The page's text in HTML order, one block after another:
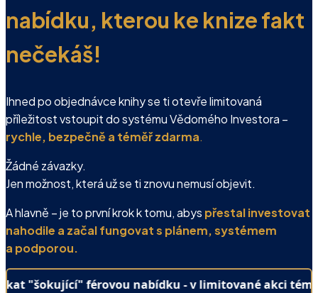
nabídku, kterou ke knize fakt
nečekáš!
Ihned po objednávce knihy se ti otevře limitovaná
příležitost vstoupit do systému Vědomého Investora –
rychle, bezpečně a téměř zdarma.
Žádné závazky.
Jen možnost, která už se ti znovu nemusí objevit.
A hlavně – je to první krok k tomu, abys přestal investovat
nahodile a začal fungovat s plánem, systémem
a podporou.
férovou nabídku - v limitované akci téměř